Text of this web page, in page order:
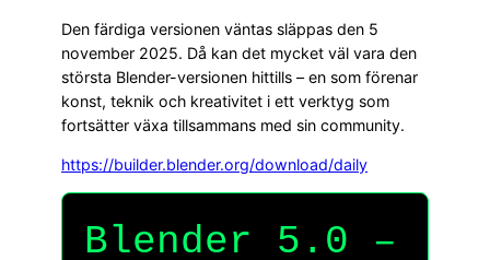
Den färdiga versionen väntas släppas den 5
november 2025. Då kan det mycket väl vara den
största Blender-versionen hittills – en som förenar
konst, teknik och kreativitet i ett verktyg som
fortsätter växa tillsammans med sin community.
https://builder.blender.org/download/daily
Blender 5.0 –